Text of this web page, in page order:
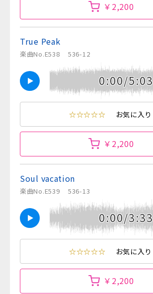
￥2,200
True Peak
楽曲No.E538 536-12
0:00/5:03
☆☆☆☆☆ お気に入り
￥2,200
Soul vacation
楽曲No.E539 536-13
0:00/3:33
☆☆☆☆☆ お気に入り
￥2,200